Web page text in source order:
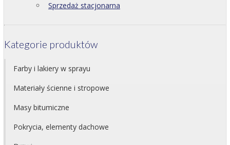
Sprzedaż stacjonarna
Kategorie produktów
Farby i lakiery w sprayu
Materiały ścienne i stropowe
Masy bitumiczne
Pokrycia, elementy dachowe